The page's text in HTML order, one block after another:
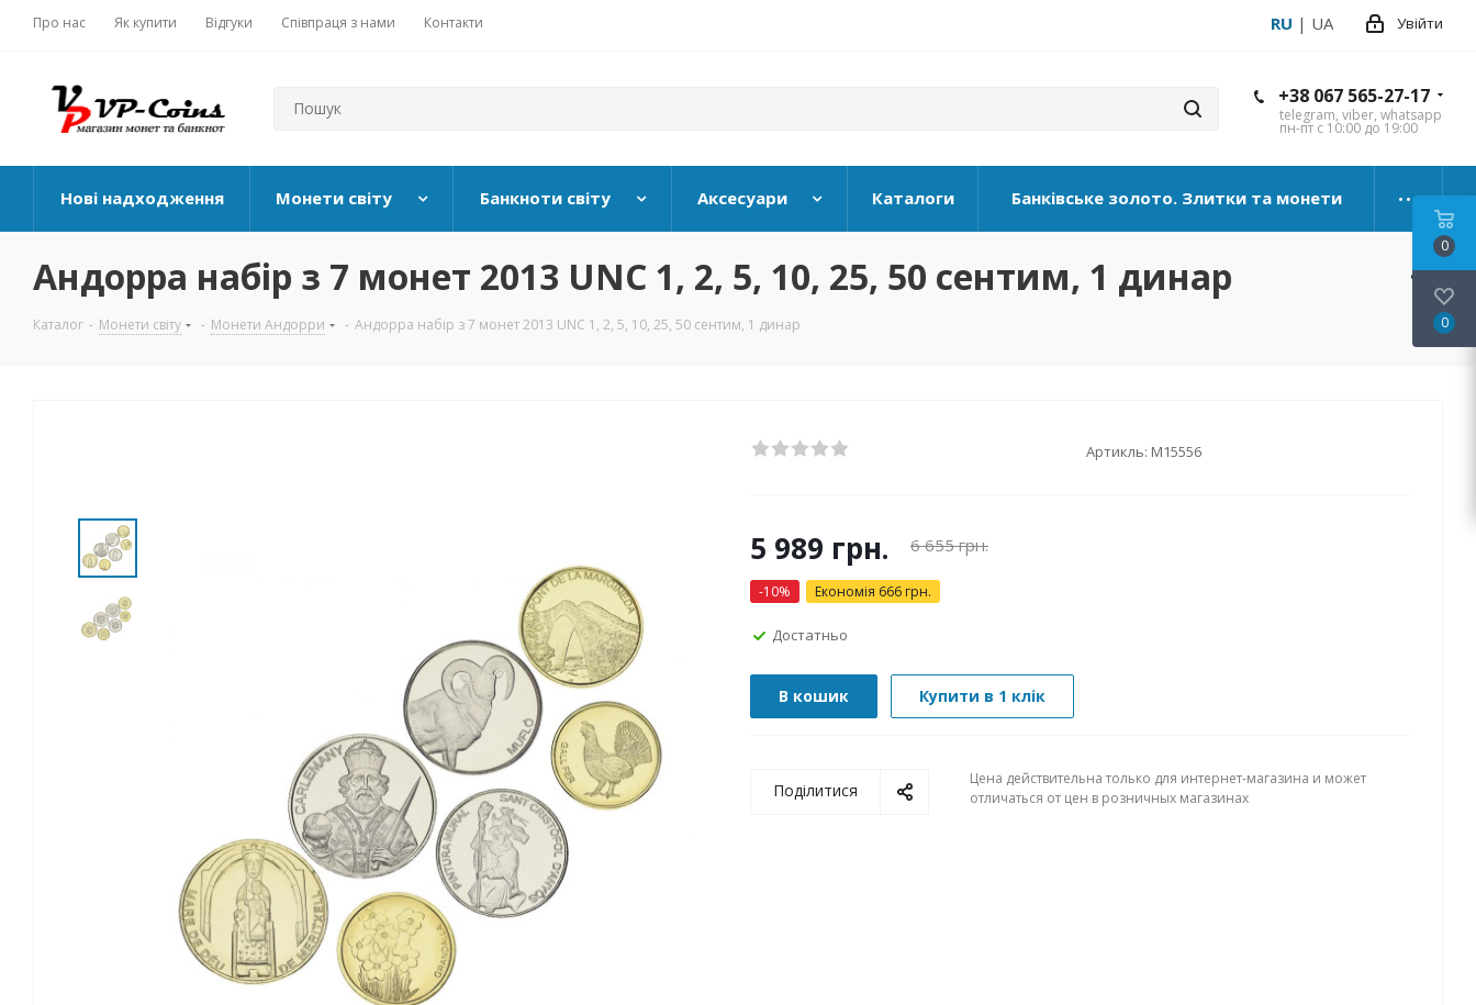
Про нас Як купити Відгуки Співпраця з нами Контакти Увійти
RU | UA
+38 067 565-27-17
telegram, viber, whatsapp
пн-пт с 10:00 до 19:00
Нові надходження Монети світу Банкноти світу Аксесуари Каталоги Банківське золото. Злитки та монети
Андорра набір з 7 монет 2013 UNC 1, 2, 5, 10, 25, 50 сентим, 1 динар
Каталог - Монети світу - Монети Андорри - Андорра набір з 7 монет 2013 UNC 1, 2, 5, 10, 25, 50 сентим, 1 динар
Артикль: М15556
5 989 грн. 6 655грн.
-10% Економія 666 грн.
Достатньо
В кошик Купити в 1 клік
Поділитися
Цена действительна только для интернет-магазина и может
отличаться от цен в розничных магазинах
0
0